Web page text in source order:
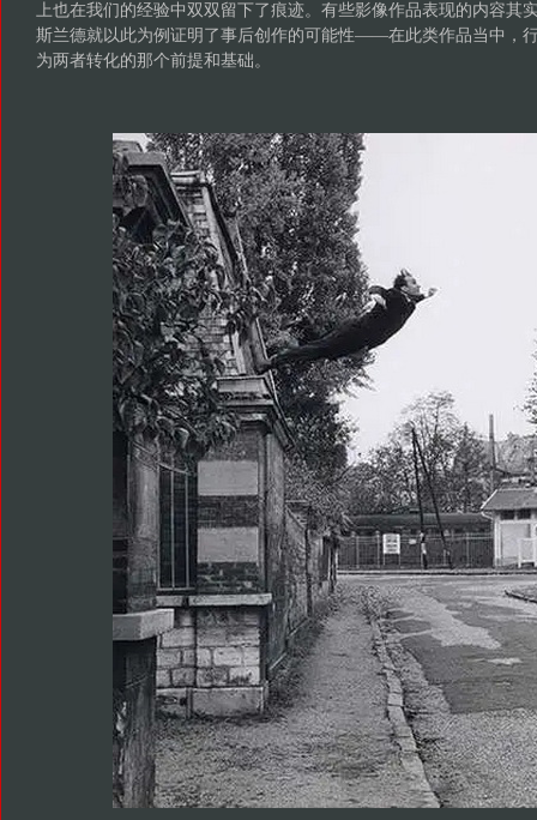
上也在我们的经验中双双留下了痕迹。有些影像作品表现的内容其
斯兰德就以此为例证明了事后创作的可能性——在此类作品当中，
为两者转化的那个前提和基础。